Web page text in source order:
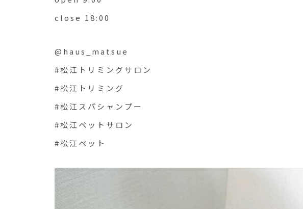
close 18:00
@haus_matsue
#松江トリミングサロン
#松江トリミング
#松江スパシャンプー
#松江ペットサロン
#松江ペット